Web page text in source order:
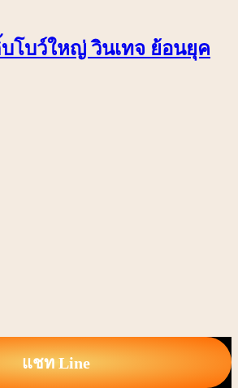
บโบว์ใหญ่ วินเทจ ย้อนยุค
แชท Line